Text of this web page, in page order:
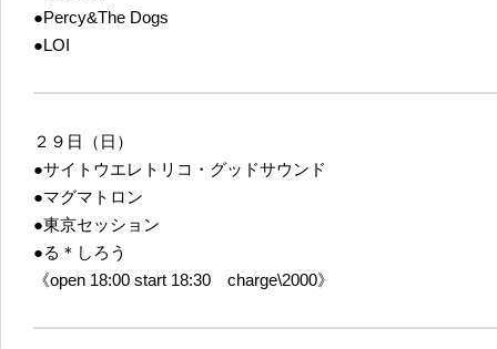
●Percy&The Dogs
●LOI
２９日（日）
●サイトウエレトリコ・グッドサウンド
●マグマトロン
●東京セッション
●る＊しろう
《open 18:00 start 18:30 charge\2000》